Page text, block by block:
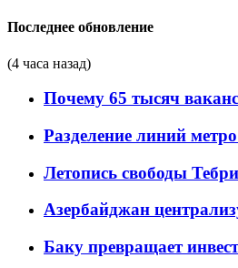
Последнее обновление
(4 часа назад)
Почему 65 тысяч
Разделение линий
Летопись свободы
Азербайджан
Баку превращает